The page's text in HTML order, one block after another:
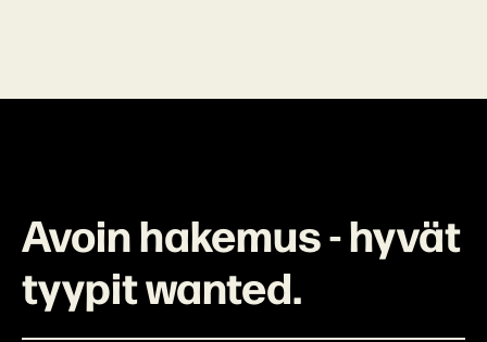
Avoin hakemus - hyvät
tyypit wanted.